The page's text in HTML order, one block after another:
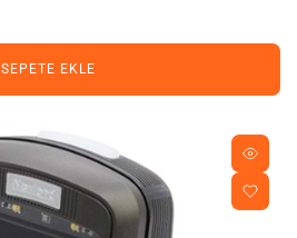
SEPETE EKLE